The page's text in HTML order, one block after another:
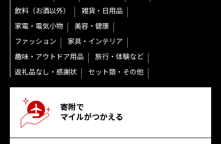
飲料（お酒以外）
雑貨・日用品
家電・電気小物
美容・健康
ファッション
家具・インテリア
趣味・アウトドア用品
旅行・体験など
返礼品なし・感謝状
セット類・その他
寄附で
マイルがつかえる